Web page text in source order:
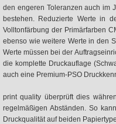
den engeren Toleranzen auch im
bestehen. Reduzierte Werte in
Volltonfärbung der Primärfarben
ebenso wie weitere Werte in den
Werte müssen bei der
die komplette Druckauflage
auch eine Premium-PSO
print quality überprüft dies
regelmäßigen Abständen. So
Druckqualität auf beiden